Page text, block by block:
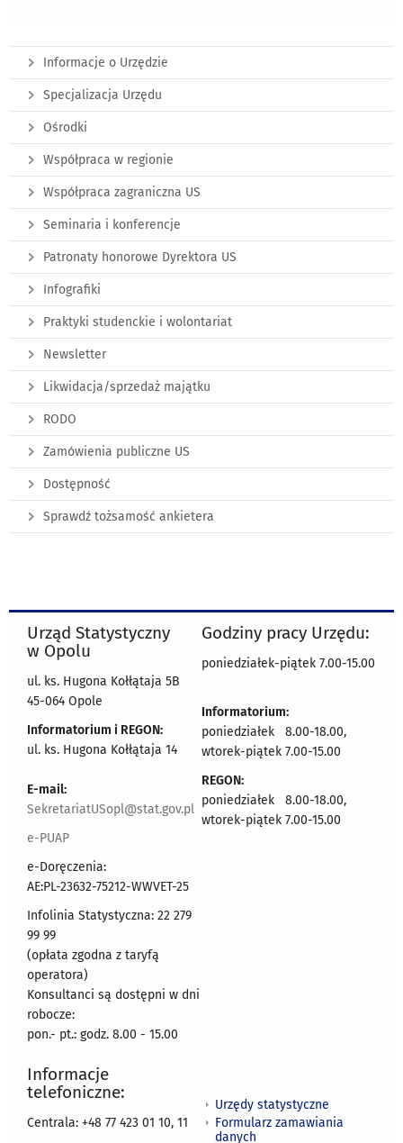
Informacje o Urzędzie
Specjalizacja Urzędu
Ośrodki
Współpraca w regionie
Współpraca zagraniczna US
Seminaria i konferencje
Patronaty honorowe Dyrektora US
Infografiki
Praktyki studenckie i wolontariat
Newsletter
Likwidacja/sprzedaż majątku
RODO
Zamówienia publiczne US
Dostępność
Sprawdź tożsamość ankietera
Urząd Statystyczny
w Opolu
ul. ks. Hugona Kołłątaja 5B
45-064 Opole
Informatorium i REGON:
ul. ks. Hugona Kołłątaja 14
E-mail:
SekretariatUSopl@stat.gov.pl
e-PUAP
e-Doręczenia:
AE:PL-23632-75212-WWVET-25
Infolinia Statystyczna: 22 279
99 99
(opłata zgodna z taryfą
operatora)
Konsultanci są dostępni w dni
robocze:
pon.- pt.: godz. 8.00 - 15.00
Godziny pracy Urzędu:
poniedziałek-piątek 7.00-15.00
Informatorium:
poniedziałek 8.00-18.00,
wtorek-piątek 7.00-15.00
REGON:
poniedziałek 8.00-18.00,
wtorek-piątek 7.00-15.00
Informacje
telefoniczne:
Centrala: +48 77 423 01 10, 11
Urzędy statystyczne
Formularz zamawiania
danych